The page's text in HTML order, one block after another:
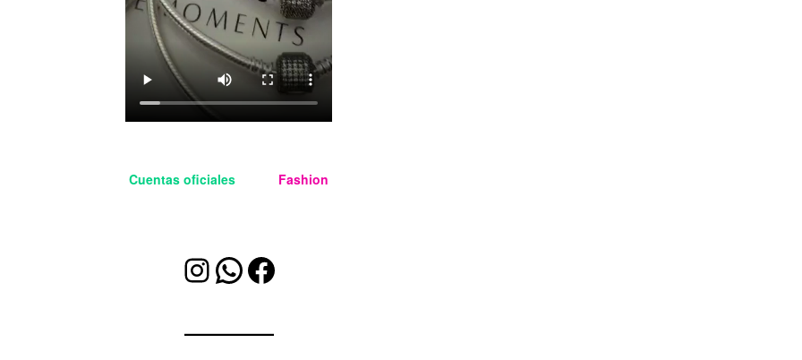
Cuentas oficiales
Fashion
Instagram
WhatsApp
Facebook